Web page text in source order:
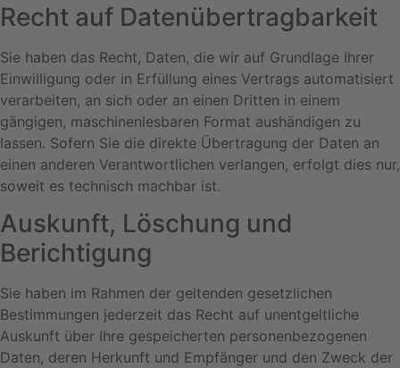
Recht auf Daten­übertrag­barkeit
Sie haben das Recht, Daten, die wir auf Grundlage Ihrer
Einwilligung oder in Erfüllung eines Vertrags automatisiert
verarbeiten, an sich oder an einen Dritten in einem
gängigen, maschinenlesbaren Format aushändigen zu
lassen. Sofern Sie die direkte Übertragung der Daten an
einen anderen Verantwortlichen verlangen, erfolgt dies nur,
soweit es technisch machbar ist.
Auskunft, Löschung und
Berichtigung
Sie haben im Rahmen der geltenden gesetzlichen
Bestimmungen jederzeit das Recht auf unentgeltliche
Auskunft über Ihre gespeicherten personenbezogenen
Daten, deren Herkunft und Empfänger und den Zweck der